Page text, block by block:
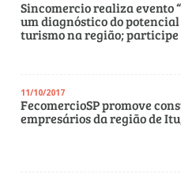
Sincomercio realiza evento
um diagnóstico do
turismo na região; participe
11/10/2017
FecomercioSP promove
empresários da região de